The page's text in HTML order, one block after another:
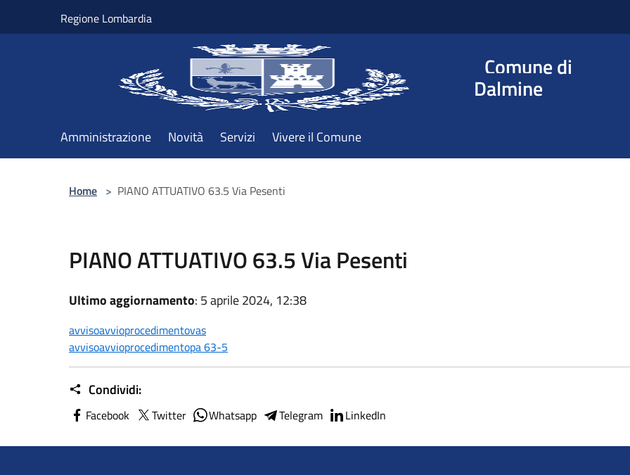
Regione Lombardia
Comune di
Dalmine
Amministrazione Novità Servizi Vivere il Comune
Home > PIANO ATTUATIVO 63.5 Via Pesenti
PIANO ATTUATIVO 63.5 Via Pesenti
Ultimo aggiornamento: 5 aprile 2024, 12:38
avvisoavvioprocedimentovas
avvisoavvioprocedimentopa 63-5
Condividi:
Facebook Twitter Whatsapp Telegram LinkedIn